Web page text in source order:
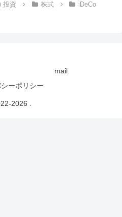
投資 株式 iDeCo
mail
ーポリシー
2026 .